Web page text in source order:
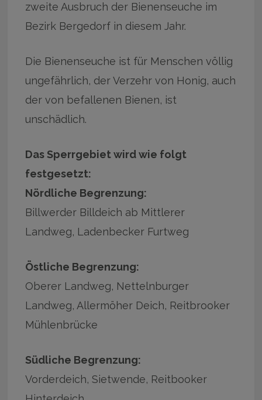
zweite Ausbruch der Bienenseuche im
Bezirk Bergedorf in diesem Jahr.
Die Bienenseuche ist für Menschen völlig
ungefährlich, der Verzehr von Honig, auch
der von befallenen Bienen, ist
unschädlich.
Das Sperrgebiet wird wie folgt
festgesetzt:
Nördliche Begrenzung:
Billwerder Billdeich ab Mittlerer
Landweg, Ladenbecker Furtweg
Östliche Begrenzung:
Oberer Landweg, Nettelnburger
Landweg, Allermöher Deich, Reitbrooker
Mühlenbrücke
Südliche Begrenzung:
Vorderdeich, Sietwende, Reitbooker